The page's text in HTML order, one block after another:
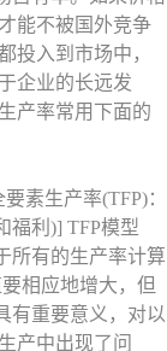
能不被国外竞争
投入到市场中，
企业的长远发
产率常用下面的
素生产率(TFP)：
福利)] TFP模型
所有的生产率计算
相应地增大，但
有重要意义，对以
产中出现了问